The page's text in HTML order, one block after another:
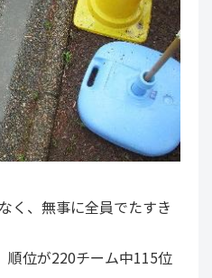
く、無事に全員でたすき
順位が220チーム中115位